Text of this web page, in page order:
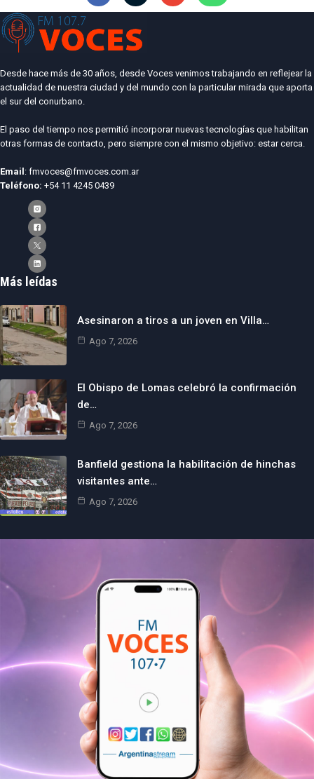
Desde hace más de 30 años, desde Voces venimos trabajando en reflejear la
actualidad de nuestra ciudad y del mundo con la particular mirada que aporta
el sur del conurbano.
El paso del tiempo nos permitió incorporar nuevas tecnologías que habilitan
otras formas de contacto, pero siempre con el mismo objetivo: estar cerca.
Email: fmvoces@fmvoces.com.ar
Teléfono: +54 11 4245 0439
Más leídas
Asesinaron a tiros a un joven en Villa…
Ago 7, 2026
El Obispo de Lomas celebró la confirmación
de…
Ago 7, 2026
Banfield gestiona la habilitación de hinchas
visitantes ante…
Ago 7, 2026